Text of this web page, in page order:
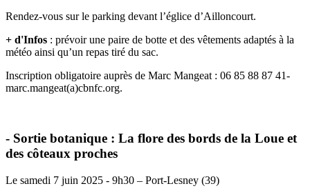
Rendez-vous sur le parking devant l’églice d’Ailloncourt.
+ d'Infos : prévoir une paire de botte et des vêtements adaptés à la
météo ainsi qu’un repas tiré du sac.
Inscription obligatoire auprès de Marc Mangeat : 06 85 88 87 41-
marc.mangeat(a)cbnfc.org.
- Sortie botanique : La flore des bords de la Loue et
des côteaux proches
Le samedi 7 juin 2025 - 9h30 – Port-Lesney (39)